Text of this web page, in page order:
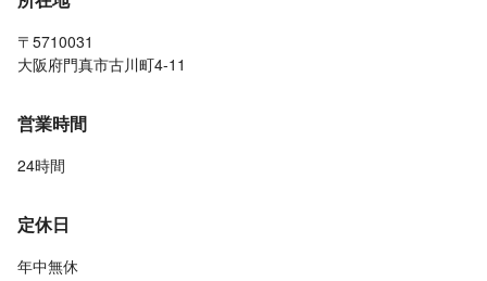
〒5710031
大阪府門真市古川町4-11
営業時間
24時間
定休日
年中無休